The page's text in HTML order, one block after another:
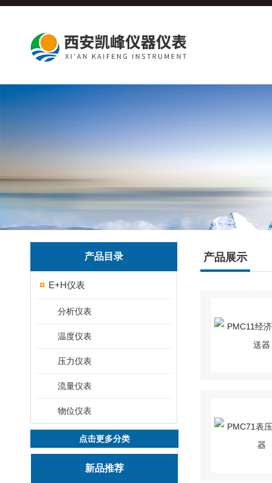
产品目录
E+H仪表
分析仪表
温度仪表
压力仪表
流量仪表
物位仪表
点击更多分类
新品推荐
产品展示